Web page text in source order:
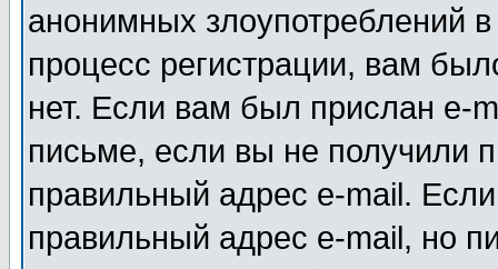
анонимных злоупотреблений
процесс регистрации, вам
нет. Если вам был прислан e-
письме, если вы не получили
правильный адрес e-mail.
правильный адрес e-mail, но